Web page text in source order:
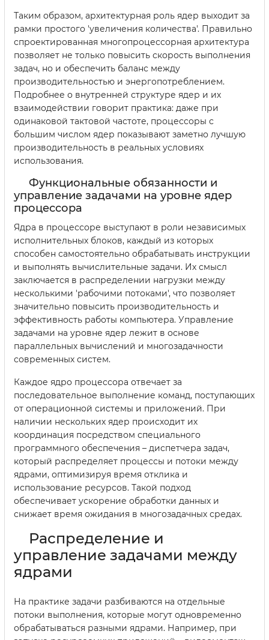
Таким образом, архитектурная роль ядер выходит за
рамки простого 'увеличения количества'. Правильно
спроектированная многопроцессорная архитектура
позволяет не только повысить скорость выполнения
задач, но и обеспечить баланс между
производительностью и энергопотреблением.
Подробнее о внутренней структуре ядер и их
взаимодействии говорит практика: даже при
одинаковой тактовой частоте, процессоры с
большим числом ядер показывают заметно лучшую
производительность в реальных условиях
использования.
Функциональные обязанности и
управление задачами на уровне ядер
процессора
Ядра в процессоре выступают в роли независимых
исполнительных блоков, каждый из которых
способен самостоятельно обрабатывать инструкции
и выполнять вычислительные задачи. Их смысл
заключается в распределении нагрузки между
несколькими 'рабочими потоками', что позволяет
значительно повысить производительность и
эффективность работы компьютера. Управление
задачами на уровне ядер лежит в основе
параллельных вычислений и многозадачности
современных систем.
Каждое ядро процессора отвечает за
последовательное выполнение команд, поступающих
от операционной системы и приложений. При
наличии нескольких ядер происходит их
координация посредством специального
программного обеспечения – диспетчера задач,
который распределяет процессы и потоки между
ядрами, оптимизируя время отклика и
использование ресурсов. Такой подход
обеспечивает ускорение обработки данных и
снижает время ожидания в многозадачных средах.
Распределение и
управление задачами между
ядрами
На практике задачи разбиваются на отдельные
потоки выполнения, которые могут одновременно
обрабатываться разными ядрами. Например, при